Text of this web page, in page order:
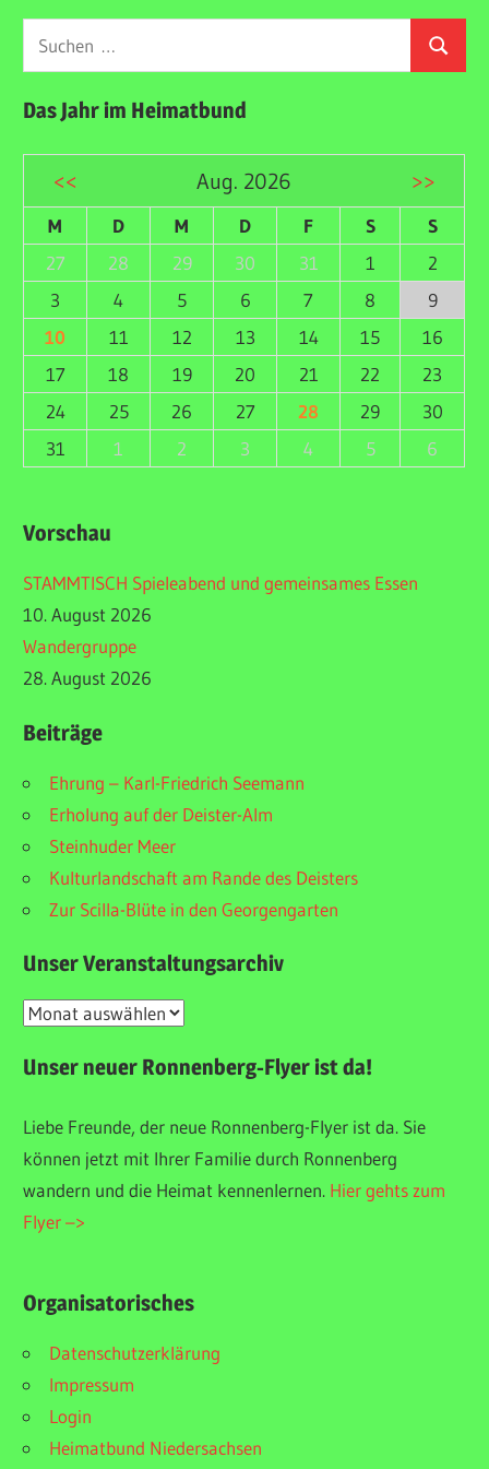
Suchen
nach:
Suchen
Das Jahr im Heimatbund
<< Aug. 2026 >>
M D M D F S
S
27
28 29 30 31 1
2
3
4 5 6 7 8
9
10
11 12 13 14 15
16
17
18 19 20 21 22
23
24
25 26 27 28 29
30
31
1 2 3 4 5 6
Vorschau
STAMMTISCH Spieleabend und gemeinsames Essen
10. August 2026
Wandergruppe
28. August 2026
Beiträge
Ehrung – Karl-Friedrich Seemann
Erholung auf der Deister-Alm
Steinhuder Meer
Kulturlandschaft am Rande des Deisters
Zur Scilla-Blüte in den Georgengarten
Unser Veranstaltungsarchiv
Unser
Unser neuer Ronnenberg-Flyer ist da!
Liebe Freunde, der neue Ronnenberg-Flyer ist da. Sie
können jetzt mit Ihrer Familie durch Ronnenberg
wandern und die Heimat kennenlernen. Hier gehts zum
Flyer –>
Organisatorisches
Datenschutzerklärung
Impressum
Login
Heimatbund Niedersachsen